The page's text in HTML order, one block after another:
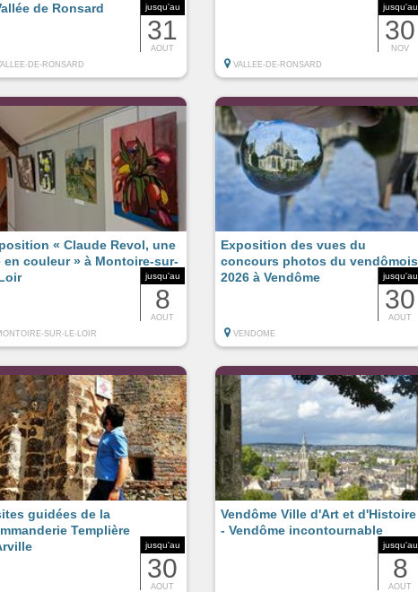
jusqu'au
31
AOUT
de Ronsard
DE-RONSARD
jusqu'au
30
NOV
VALLEE-DE-RONSARD
jusqu'au
8
AOUT
« Claude Revol, une
en couleur » à Montoire-sur-
SUR-LE-LOIR
jusqu'au
30
AOUT
Exposition des vues du
concours photos du vendômois
2026 à Vendôme
VENDOME
jusqu'au
30
AOUT
guidées de la
Templière
jusqu'au
8
AOUT
Vendôme Ville d'Art et d'Histoire
- Vendôme incontournable